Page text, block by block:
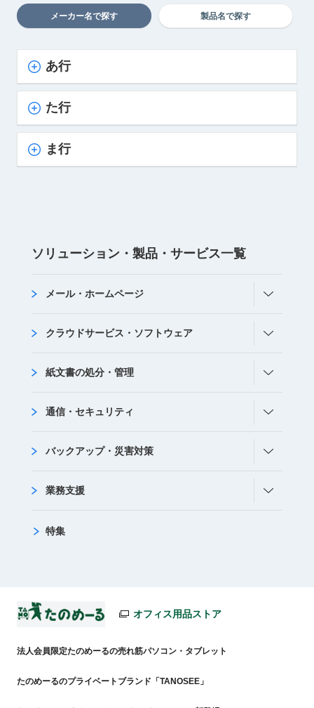
メーカー名で探す 製品名で探す
あ行
た行
ま行
ソリューション・製品・サービス⼀覧
メール・ホームページ
クラウドサービス・ソフトウェア
紙文書の処分・管理
通信・セキュリティ
バックアップ・災害対策
業務支援
特集
オフィス用品ストア
法人会員限定たのめーるの売れ筋パソコン・タブレット
たのめーるのプライベートブランド「TANOSEE」